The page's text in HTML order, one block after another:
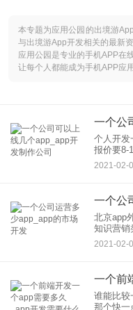
本专题为应用公园的出境游
与出境游App开发相关的最新资
应用公园是专业的手机APP在
让每个人都能成为手机APP应
个人开发
报价要8-
平台，这
话，完全
2021-02-
一个公
北京app
知识营销
难了，价
要是简单
2021-02-
谁能比较
那个快一